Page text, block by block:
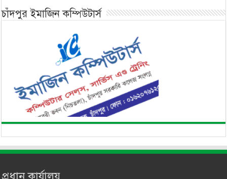
চাঁদপুর ইমাজিন কম্পিউটার্স
প্রধান কার্যালয়